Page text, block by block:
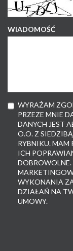
WIADOMOŚĆ
WYRAŻAM
PRZEZE MNIE
DANYCH JEST
O.O. Z
RYBNIKU. MAM
ICH
DOBROWOLNE.
WYKONANIA
DZIAŁAŃ NA
UMOWY.